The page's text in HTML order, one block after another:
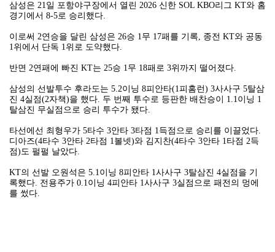
삼성은 21일 포항야구장에서 열린 2026 신한 SOL KBO리그 KT와 홈
경기에서 8-5로 승리했다.
이로써 2연승을 달린 삼성은 26승 1무 17패를 기록, 종전 KT와 공동
1위에서 단독 1위로 도약했다.
반면 2연패에 빠진 KT는 25승 1무 18패로 3위까지 떨어졌다.
삼성의 선발투수 후라도는 5.2이닝 8피안타(1피홈런) 3사사구 5탈삼
진 4실점(2자책)을 했다. 두 번째 투수로 등판한 배찬승이 1.1이닝 1
탈삼진 무실점으로 승리 투수가 됐다.
타선에선 최형우가 5타수 3안타 3타점 1득점으로 승리를 이끌었다.
디아즈(4타수 3안타 2타점 1볼넷)와 김지찬(4타수 3안타 1타점 2득
점)도 펄펄 날았다.
KT의 선발 오원석은 5.1이닝 8피안타 1사사구 3탈삼진 4실점을 기
록했다. 전용주가 0.1이닝 4피안타 1사사구 3실점으로 패전의 멍에
를 썼다.